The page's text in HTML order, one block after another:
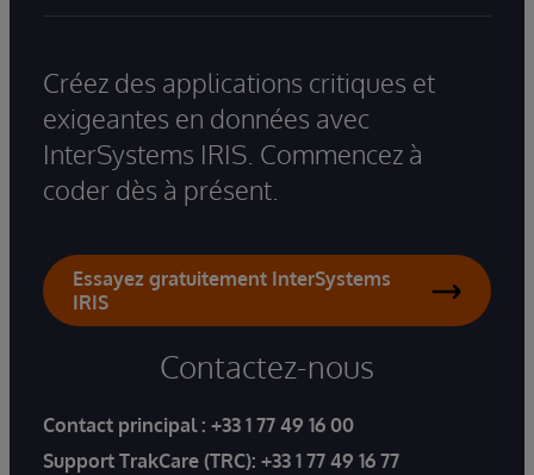
Créez des applications critiques et
exigeantes en données avec
InterSystems IRIS. Commencez à
coder dès à présent.
Essayez gratuitement InterSystems
IRIS
Contactez-nous
Contact principal : +33 1 77 49 16 00
Support TrakCare (TRC): +33 1 77 49 16 77